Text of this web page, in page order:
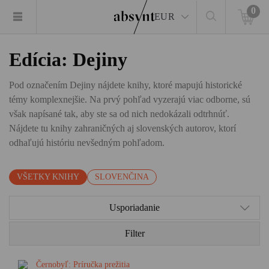
EUR
0
Edícia: Dejiny
Pod označením Dejiny nájdete knihy, ktoré mapujú historické
témy komplexnejšie. Na prvý pohľad vyzerajú viac odborne, sú
však napísané tak, aby ste sa od nich nedokázali odtrhnúť.
Nájdete tu knihy zahraničných aj slovenských autorov, ktorí
odhaľujú históriu nevšedným pohľadom.
VŠETKY KNIHY SLOVENČINA
Usporiadanie
Filter